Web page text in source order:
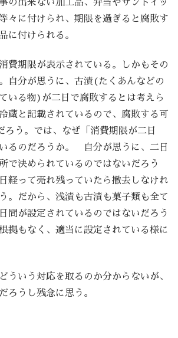
の出来ない加工品、弁当やサンドイッ
々に付けられ、期限を過ぎると腐敗す
に付けられる。
費期限が表示されている。しかもその
自分が思うに、古漬(たくあんなどの
いる物)が二日で腐敗するとは考えら
蔵と記載されているので、腐敗する可
ろう。では、なぜ「消費期限が二日
るのだろうか。 自分が思うに、二日
で決められているのではないだろう
経って売れ残っていたら撤去しなけれ
。だから、浅漬も古漬も菓子類も全て
間が設定されているのではないだろう
拠もなく、適当に設定されている様に
いう対応を取るのか分からないが、
ろうし残念に思う。